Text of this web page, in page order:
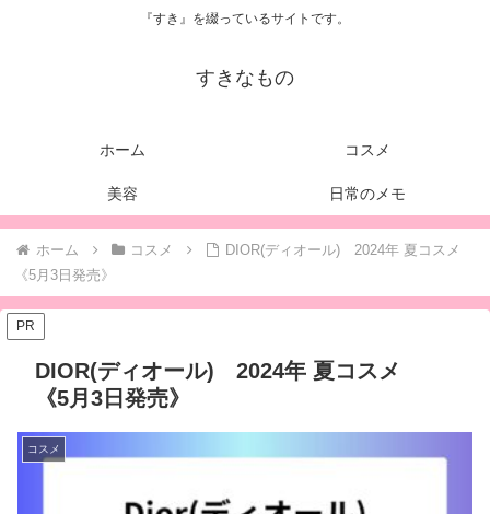
『すき』を綴っているサイトです。
すきなもの
ホーム コスメ
美容 日常のメモ
ホーム コスメ
DIOR(ディオール) 2024年 夏コスメ
《5月3日発売》
PR
DIOR(ディオール) 2024年 夏コスメ
《5月3日発売》
コスメ